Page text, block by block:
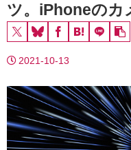
ツ。iPhoneのカ
2021-10-13